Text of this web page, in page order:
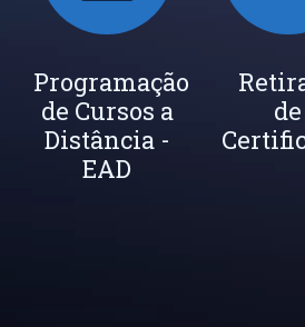
Inscrição
Newsletter
Programação
de Cursos a
Distância -
EAD
de